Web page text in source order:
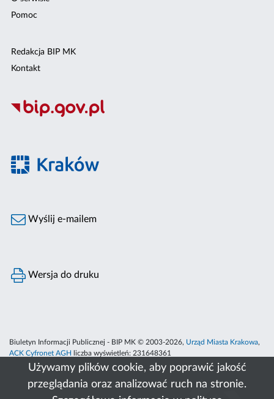
Używamy plików cookie, aby poprawić jakość
przeglądania oraz analizować ruch na stronie.
Pomoc
Redakcja BIP MK
Kontakt
Wyślij e-mailem
Wersja do druku
Biuletyn Informacji Publicznej - BIP MK © 2003-2026, Urząd Miasta Krakowa,
ACK Cyfronet AGH
liczba wyświetleń: 231648361